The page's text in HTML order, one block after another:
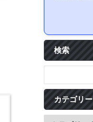
検索
カテゴリー